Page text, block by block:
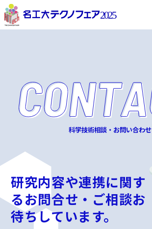
科学技術相談・お問い合わせ
研究内容や連携に関す
るお問合せ・ご相談お
待ちしています。